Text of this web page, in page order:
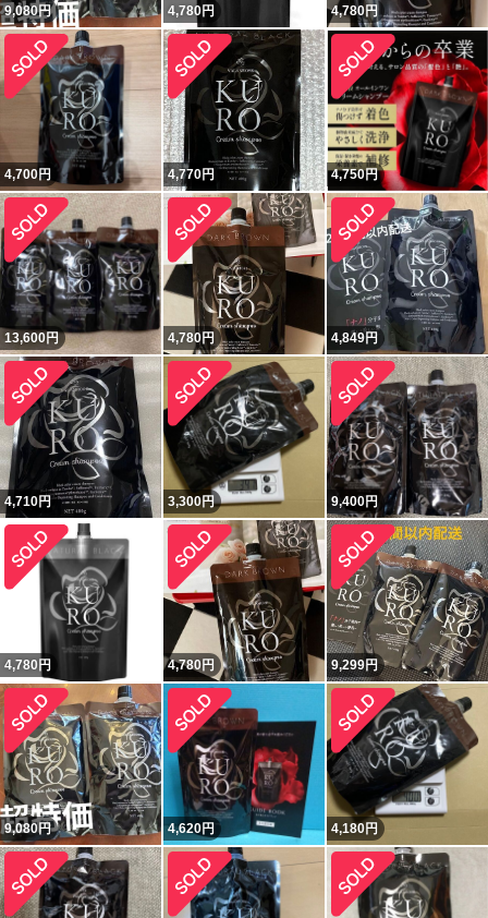
9,080円 4,780円 4,780円
4,700円 4,770円 4,750円
13,600円 4,780円 4,849円
4,710円 3,300円 9,400円
4,780 円 4,780円 9,299円
9,080円 4,620円 4,180円